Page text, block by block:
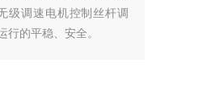
级调速电机控制丝杆调
的平稳、安全。